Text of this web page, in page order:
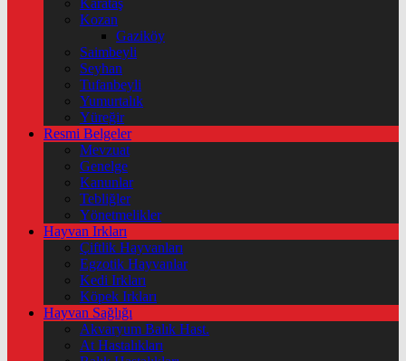
Karataş
Kozan
Gaziköy
Saimbeyli
Seyhan
Tufanbeyli
Yumurtalık
Yüreğir
Resmi Belgeler
Mevzuat
Genelge
Kanunlar
Tebliğler
Yönetmelikler
Hayvan Irkları
Çiftlik Hayvanları
Egzotik Hayvanlar
Kedi Irkları
Köpek Irkları
Hayvan Sağlığı
Akvaryum Balık Hast.
At Hastalıkları